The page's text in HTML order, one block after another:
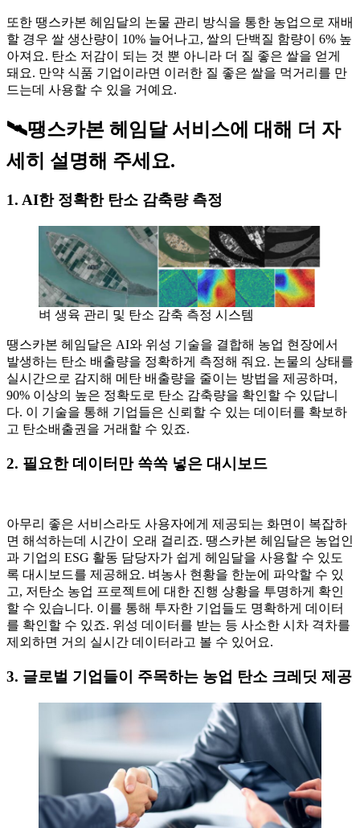
또한 땡스카본 헤임달의 논물 관리 방식을 통한 농업으로 재배
할 경우 쌀 생산량이 10% 늘어나고, 쌀의 단백질 함량이 6% 높
아져요. 탄소 저감이 되는 것 뿐 아니라 더 질 좋은 쌀을 얻게
돼요. 만약 식품 기업이라면 이러한 질 좋은 쌀을 먹거리를 만
드는데 사용할 수 있을 거예요.
🛰️땡스카본 헤임달 서비스에 대해 더 자
세히 설명해 주세요.
1. AI한 정확한 탄소 감축량 측정
벼 생육 관리 및 탄소 감축 측정 시스템
땡스카본 헤임달은 AI와 위성 기술을 결합해 농업 현장에서
발생하는 탄소 배출량을 정확하게 측정해 줘요. 논물의 상태를
실시간으로 감지해 메탄 배출량을 줄이는 방법을 제공하며,
90% 이상의 높은 정확도로 탄소 감축량을 확인할 수 있답니
다. 이 기술을 통해 기업들은 신뢰할 수 있는 데이터를 확보하
고 탄소배출권을 거래할 수 있죠.
2. 필요한 데이터만 쏙쏙 넣은 대시보드
아무리 좋은 서비스라도 사용자에게 제공되는 화면이 복잡하
면 해석하는데 시간이 오래 걸리죠. 땡스카본 헤임달은 농업인
과 기업의 ESG 활동 담당자가 쉽게 헤임달을 사용할 수 있도
록 대시보드를 제공해요. 벼농사 현황을 한눈에 파악할 수 있
고, 저탄소 농업 프로젝트에 대한 진행 상황을 투명하게 확인
할 수 있습니다. 이를 통해 투자한 기업들도 명확하게 데이터
를 확인할 수 있죠. 위성 데이터를 받는 등 사소한 시차 격차를
제외하면 거의 실시간 데이터라고 볼 수 있어요.
3. 글로벌 기업들이 주목하는 농업 탄소 크레딧 제공